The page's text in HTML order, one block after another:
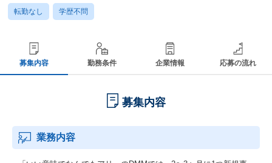
転勤なし 学歴不問
募集内容 勤務条件 企業情報 応募の流れ
募集内容
業務内容